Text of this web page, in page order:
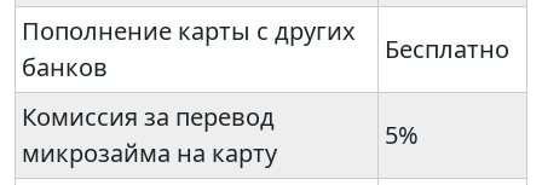
Пополнение карты с других
банков
Бесплатно
Комиссия за перевод
микрозайма на карту
5%